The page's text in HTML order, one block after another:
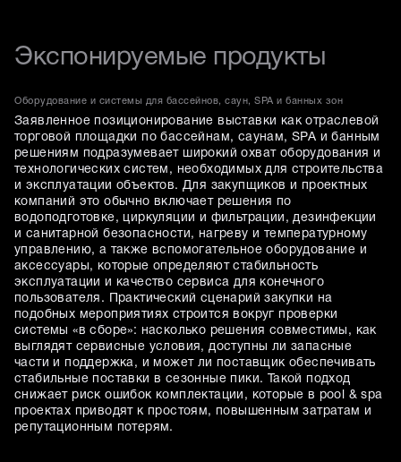
Экспонируемые продукты
Оборудование и системы для бассейнов, саун, SPA и банных зон
Заявленное позиционирование выставки как отраслевой
торговой площадки по бассейнам, саунам, SPA и банным
решениям подразумевает широкий охват оборудования и
технологических систем, необходимых для строительства
и эксплуатации объектов. Для закупщиков и проектных
компаний это обычно включает решения по
водоподготовке, циркуляции и фильтрации, дезинфекции
и санитарной безопасности, нагреву и температурному
управлению, а также вспомогательное оборудование и
аксессуары, которые определяют стабильность
эксплуатации и качество сервиса для конечного
пользователя. Практический сценарий закупки на
подобных мероприятиях строится вокруг проверки
системы «в сборе»: насколько решения совместимы, как
выглядят сервисные условия, доступны ли запасные
части и поддержка, и может ли поставщик обеспечивать
стабильные поставки в сезонные пики. Такой подход
снижает риск ошибок комплектации, которые в pool & spa
проектах приводят к простоям, повышенным затратам и
репутационным потерям.